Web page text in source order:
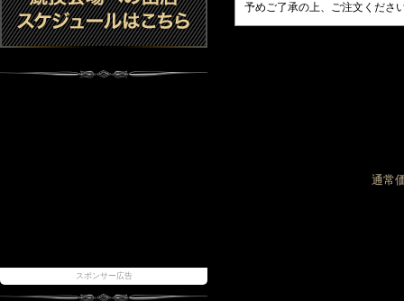
スポンサー広告
予めご了承の上、ご注文くださ
通常